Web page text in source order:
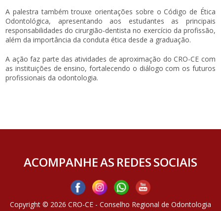
A palestra também trouxe orientações sobre o Código de Ética
Odontológica, apresentando aos estudantes as principais
responsabilidades do cirurgião-dentista no exercício da profissão,
além da importância da conduta ética desde a graduação.
A ação faz parte das atividades de aproximação do CRO-CE com
as instituições de ensino, fortalecendo o diálogo com os futuros
profissionais da odontologia.
ACOMPANHE AS REDES SOCIAIS
Copyright © 2026 CRO-CE - Conselho Regional de Odontologia